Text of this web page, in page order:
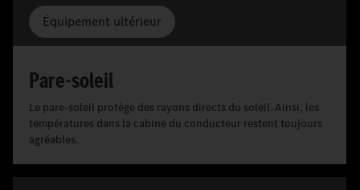
Équipement ultérieur
Pare-soleil
Le pare-soleil protège des rayons directs du soleil. Ainsi, les
températures dans la cabine du conducteur restent toujours
agréables.